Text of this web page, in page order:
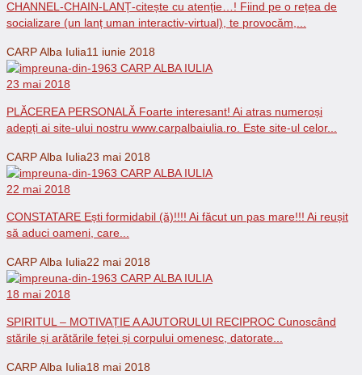
CHANNEL-CHAIN-LANȚ-citește cu atenție…! Fiind pe o rețea de
socializare (un lanț uman interactiv-virtual), te provocăm,...
CARP Alba Iulia11 iunie 2018
23 mai 2018
PLĂCEREA PERSONALĂ Foarte interesant! Ai atras numeroși
adepți ai site-ului nostru www.carpalbaiulia.ro. Este site-ul celor...
CARP Alba Iulia23 mai 2018
22 mai 2018
CONSTATARE Ești formidabil (ă)!!!! Ai făcut un pas mare!!! Ai reușit
să aduci oameni, care...
CARP Alba Iulia22 mai 2018
18 mai 2018
SPIRITUL – MOTIVAȚIE A AJUTORULUI RECIPROC Cunoscând
stările și arătările feței și corpului omenesc, datorate...
CARP Alba Iulia18 mai 2018